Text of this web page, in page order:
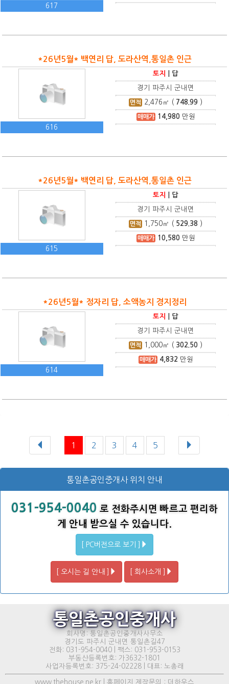
617
*26년5월* 백연리 답, 도라산역,통일촌 인근
616
토지 답
경기 파주시 군내면
면적 2,476 ㎡ ( 748.99 )
매매가 14,980만원
*26년5월* 백연리 답, 도라산역,통일촌 인근
615
토지 답
경기 파주시 군내면
면적 1,750㎡ ( 529.38 )
매매가 10,580만원
*26년5월* 정자리 답, 소액농지 경지정리
614
토지 답
경기 파주시 군내면
면적 1,000㎡ ( 302.50 )
매매가 4,832 만원
1 2 3 4 5
통일촌공인중개사 위치 안내
031-954-0040 로 전화주시면 빠르고 편리하
게 안내 받으실 수 있습니다.
[ PC버전으로 보기 ]
[ 오시는 길 안내 ] [ 회사소개 ]
통일촌공인중개사
회사명: 통일촌공인중개사사무소
경기도 파주시 군내면 통일촌길47
전화: 031-954-0040 | 팩스: 031-953-0153
부동산등록번호: 가3632-1801
사업자등록번호: 375-24-02228 | 대표: 노총래
www.thehouse.ne.kr | 홈페이지 제작문의 : 더하우스